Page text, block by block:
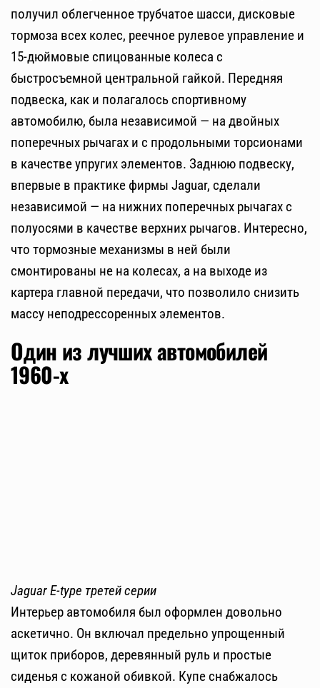
получил облегченное трубчатое шасси, дисковые
тормоза всех колес, реечное рулевое управление и
15-дюймовые спицованные колеса с
быстросъемной центральной гайкой. Передняя
подвеска, как и полагалось спортивному
автомобилю, была независимой — на двойных
поперечных рычагах и с продольными торсионами
в качестве упругих элементов. Заднюю подвеску,
впервые в практике фирмы Jaguar, сделали
независимой — на нижних поперечных рычагах с
полуосями в качестве верхних рычагов. Интересно,
что тормозные механизмы в ней были
смонтированы не на колесах, а на выходе из
картера главной передачи, что позволило снизить
массу неподрессоренных элементов.
Один из лучших автомобилей
1960-х
Jaguar E-type третей серии
Интерьер автомобиля был оформлен довольно
аскетично. Он включал предельно упрощенный
щиток приборов, деревянный руль и простые
сиденья с кожаной обивкой. Купе снабжалось